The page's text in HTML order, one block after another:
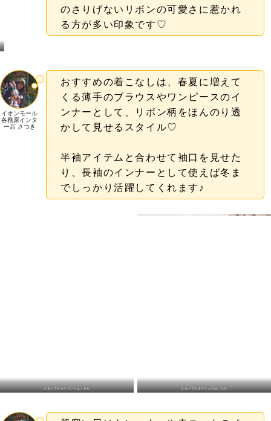
のさりげないリボンの可愛さに惹かれ
る方が多い印象です♡
ス
イ
リ
ン
グ
は
こ
ち
イオンモール
各務原インタ
ー店 さつき
おすすめの着こなしは、春夏に増えて
くる薄手のブラウスやワンピースのイ
ンナーとして、リボン柄をほんのり透
かして見せるスタイル♡
半袖アイテムと合わせて袖口を見せた
り、長袖のインナーとして使えば冬ま
でしっかり活躍してくれます♪
スタッフスタイリングはこちら スタッフスタイリングはこちら